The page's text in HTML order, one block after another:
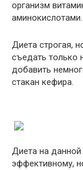
организм
аминокислотами.
Диета строгая,
съедать только
добавить
стакан кефира.
Диета на
эффективному,